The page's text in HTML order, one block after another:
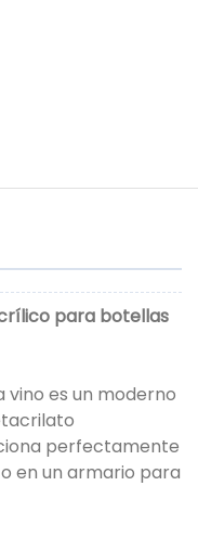
para botellas
es un moderno
perfectamente
en un armario para